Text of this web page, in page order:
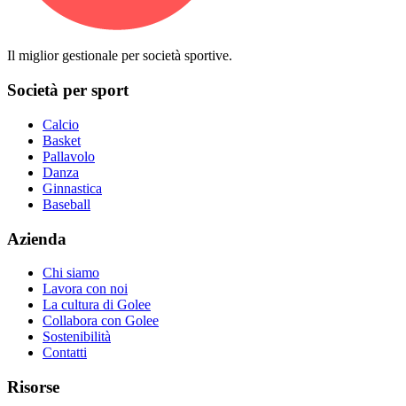
Il miglior gestionale per società sportive.
Società per sport
Calcio
Basket
Pallavolo
Danza
Ginnastica
Baseball
Azienda
Chi siamo
Lavora con noi
La cultura di Golee
Collabora con Golee
Sostenibilità
Contatti
Risorse